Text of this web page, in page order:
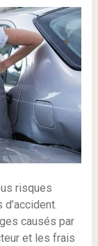
risques
causés par
et les frais